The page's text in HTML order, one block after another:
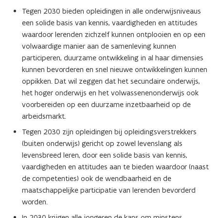
Tegen 2030 bieden opleidingen in alle onderwijsniveaus
een solide basis van kennis, vaardigheden en attitudes
waardoor lerenden zichzelf kunnen ontplooien en op een
volwaardige manier aan de samenleving kunnen
participeren, duurzame ontwikkeling in al haar dimensies
kunnen bevorderen en snel nieuwe ontwikkelingen kunnen
oppikken. Dat wil zeggen dat het secundaire onderwijs,
het hoger onderwijs en het volwassenenonderwijs ook
voorbereiden op een duurzame inzetbaarheid op de
arbeidsmarkt.
Tegen 2030 zijn opleidingen bij opleidingsverstrekkers
(buiten onderwijs) gericht op zowel levenslang als
levensbreed leren, door een solide basis van kennis,
vaardigheden en attitudes aan te bieden waardoor (naast
de competenties) ook de wendbaarheid en de
maatschappelijke participatie van lerenden bevorderd
worden.